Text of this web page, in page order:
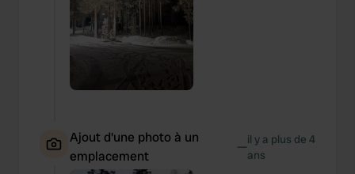
Ajout d'une photo à un
emplacement
—il y a plus de 4
ans